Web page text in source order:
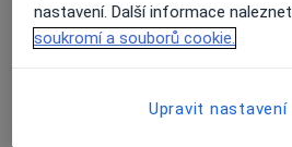
Názory
nastavení. Další informace
soukromí a souborů cookie.
Upravit nastavení